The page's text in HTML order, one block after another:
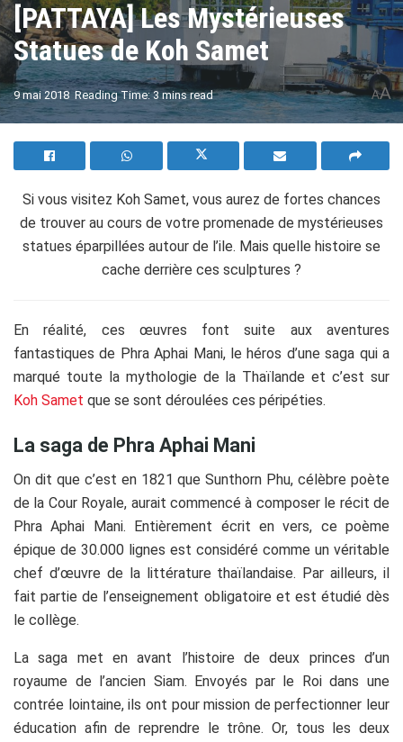
[PATTAYA] Les Mystérieuses
Statues de Koh Samet
9 mai 2018 Reading Time: 3 mins read AA
Si vous visitez Koh Samet, vous aurez de fortes chances
de trouver au cours de votre promenade de mystérieuses
statues éparpillées autour de l’ile. Mais quelle histoire se
cache derrière ces sculptures ?
En réalité, ces œuvres font suite aux aventures
fantastiques de Phra Aphai Mani, le héros d’une saga qui a
marqué toute la mythologie de la Thaïlande et c’est sur
Koh Samet que se sont déroulées ces péripéties.
La saga de Phra Aphai Mani
On dit que c’est en 1821 que Sunthorn Phu, célèbre poète
de la Cour Royale, aurait commencé à composer le récit de
Phra Aphai Mani. Entièrement écrit en vers, ce poème
épique de 30.000 lignes est considéré comme un véritable
chef d’œuvre de la littérature thaïlandaise. Par ailleurs, il
fait partie de l’enseignement obligatoire et est étudié dès
le collège.
La saga met en avant l’histoire de deux princes d’un
royaume de l’ancien Siam. Envoyés par le Roi dans une
contrée lointaine, ils ont pour mission de perfectionner leur
éducation afin de reprendre le trône. Or, tous les deux